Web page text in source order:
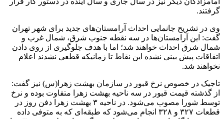
گرفتند.
وی در تشریح جانمایی احداث آرامستان‌های جدید برای شهر تهران
گفت: این آرامستان‌ها در سه نقطه جنوب شرق، شمال غرب و
شمال شرق احداث خواهند شد؛ اما با هدف جلوگیری از روی دادن
اتفاقات پیش بینی نشده این نقاط تا زمانیکه قطعی نشدند اعلام
نخواهند شد.
تاجیک در خصوص نرخ قبور در سازمان بهشت زهرا(س) نیز گفت:
از گذشته قیمت قبور در سه ناحیه بهشت زهرا متفاوت بوده و نرخ
توسط شورا مصوب می‌شود. در ناحیه ۳ بهشت زهرا دفن روز در
قطعات ۳۲۷ و ۳۲۸ انجام می‌شود که طبقه‌ای که به متوفی داده